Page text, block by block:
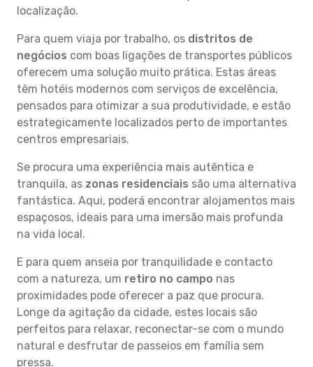
localização.
Para quem viaja por trabalho, os distritos de
negócios com boas ligações de transportes públicos
oferecem uma solução muito prática. Estas áreas
têm hotéis modernos com serviços de excelência,
pensados para otimizar a sua produtividade, e estão
estrategicamente localizados perto de importantes
centros empresariais.
Se procura uma experiência mais autêntica e
tranquila, as zonas residenciais são uma alternativa
fantástica. Aqui, poderá encontrar alojamentos mais
espaçosos, ideais para uma imersão mais profunda
na vida local.
E para quem anseia por tranquilidade e contacto
com a natureza, um retiro no campo nas
proximidades pode oferecer a paz que procura.
Longe da agitação da cidade, estes locais são
perfeitos para relaxar, reconectar-se com o mundo
natural e desfrutar de passeios em família sem
pressa.